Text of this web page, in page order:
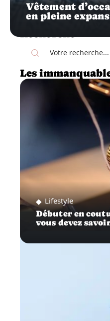
Vêtement
en pleine
Recherche
Les
Lifestyle
Débuter en
vous devez